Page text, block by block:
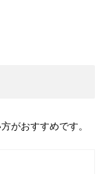
がおすすめです。